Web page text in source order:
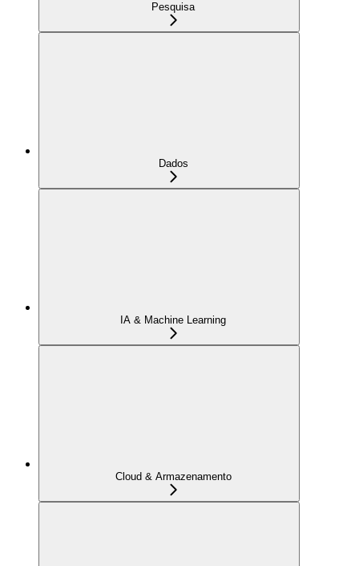
Pesquisa
Dados
IA & Machine Learning
Cloud & Armazenamento